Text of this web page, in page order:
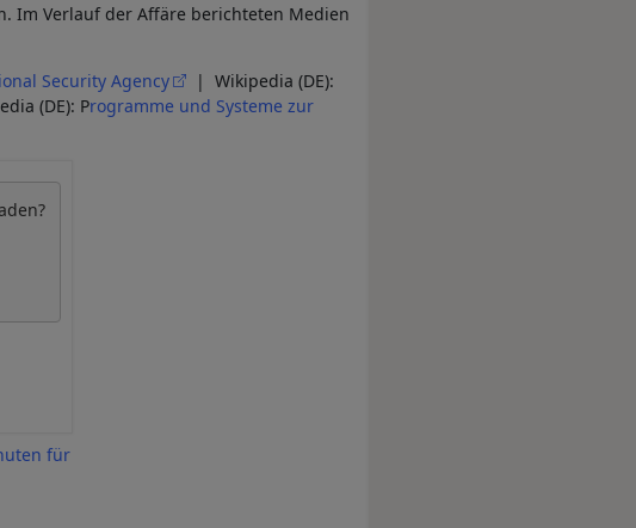
Im Verlauf der Affäre berichteten Medien
Security Agency
| Wikipedia (DE):
(DE): Programme und Systeme zur
für